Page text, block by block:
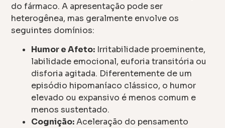
do fármaco. A apresentação pode ser
heterogênea, mas geralmente envolve os
seguintes domínios:
Humor e Afeto: Irritabilidade proeminente,
labilidade emocional, euforia transitória ou
disforia agitada. Diferentemente de um
episódio hipomaníaco clássico, o humor
elevado ou expansivo é menos comum e
menos sustentado.
Cognição:Aceleração do pensamento